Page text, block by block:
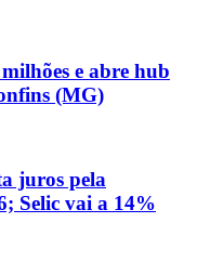
e abre hub
(MG)
juros pela
Selic vai a 14%